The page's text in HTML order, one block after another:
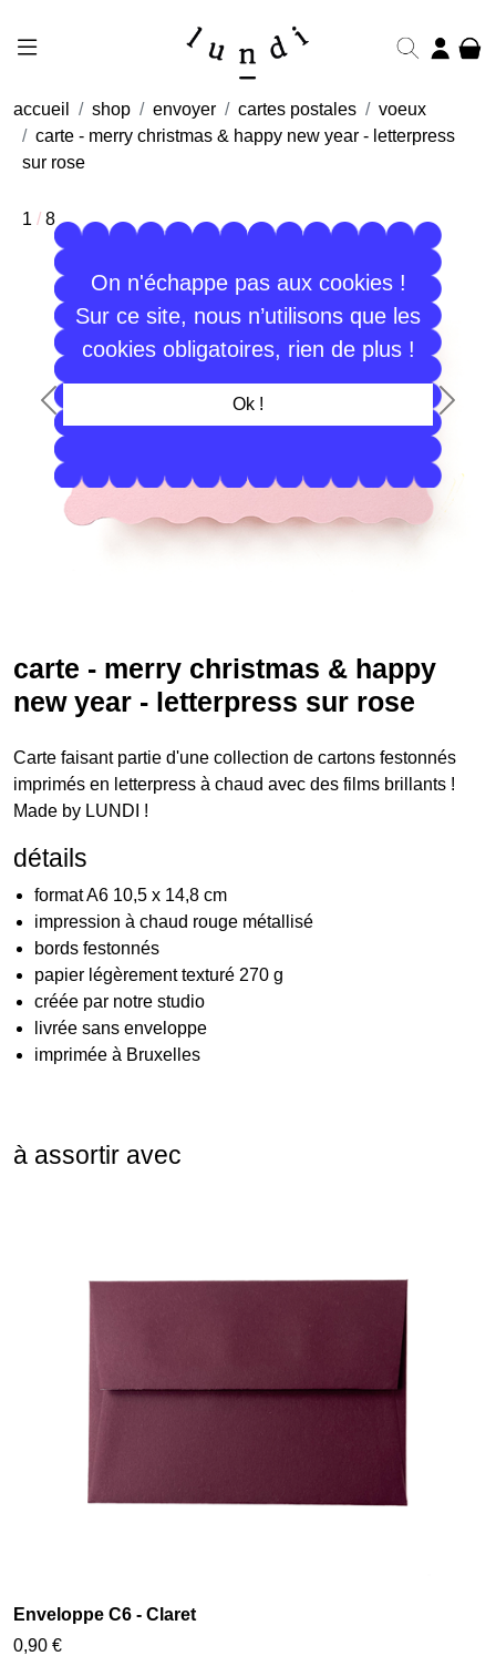
On n'échappe pas aux cookies !
Sur ce site, nous n’utilisons que les
cookies obligatoires, rien de plus !
Ok !
accueil shop envoyer cartes postales
voeux
carte - merry christmas & happy new year - letterpress
sur rose
1 / 8
Précédent
carte - merry christmas & happy
new year - letterpress sur rose
Carte faisant partie d'une collection de cartons festonnés
imprimés en letterpress à chaud avec des films brillants !
Made by LUNDI !
détails
format A6 10,5 x 14,8 cm
impression à chaud rouge métallisé
bords festonnés
papier légèrement texturé 270 g
créée par notre studio
livrée sans enveloppe
imprimée à Bruxelles
à assortir avec
Enveloppe C6 - Claret
0,90 €